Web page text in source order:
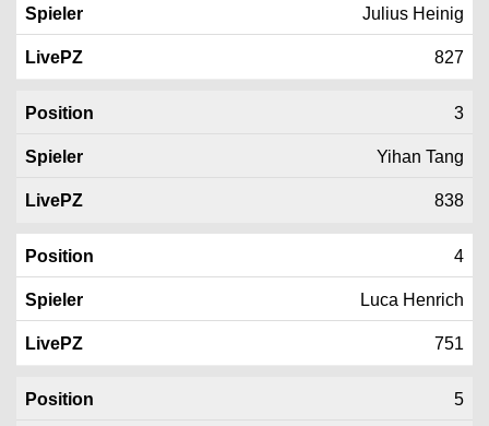
Julius Heinig
827
3
Yihan Tang
838
4
Luca Henrich
751
5